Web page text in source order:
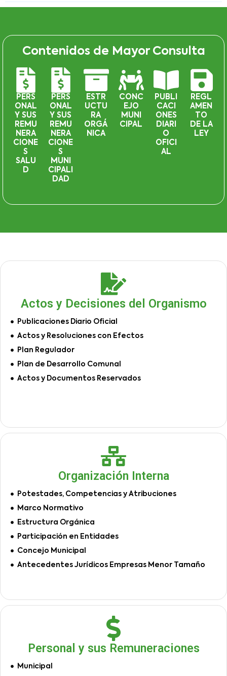
Contenidos de Mayor Consulta
PERS
ONAL
Y SUS
REMU
NERA
CIONE
S
SALU
D
PERS
ONAL
Y SUS
REMU
NERA
CIONE
S
MUNI
CIPALI
DAD
ESTR
UCTU
RA
ORGÁ
NICA
CONC
EJO
MUNI
CIPAL
PUBLI
CACI
ONES
DIARI
O
OFICI
AL
REGL
AMEN
TO
DE LA
LEY
Actos y Decisiones del Organismo
Publicaciones Diario Oficial
Actos y Resoluciones con Efectos
Plan Regulador
Plan de Desarrollo Comunal
Actos y Documentos Reservados
Organización Interna
Potestades, Competencias y Atribuciones
Marco Normativo
Estructura Orgánica
Participación en Entidades
Concejo Municipal
Antecedentes Jurídicos Empresas Menor Tamaño
Personal y sus Remuneraciones
Municipal